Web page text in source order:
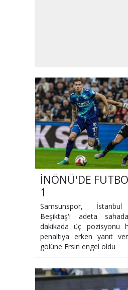
İNÖNÜ'DE
1
Samsunspor, İstanbul
Beşiktaş'ı adeta
dakikada üç pozisyonu
penaltıya erken yanıt
gölüne Ersin engel oldu